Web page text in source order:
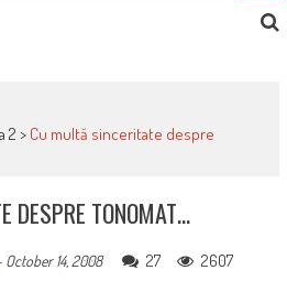
2 > Cu multă sinceritate despre
DESPRE TONOMAT…
October 14, 2008 27 2607